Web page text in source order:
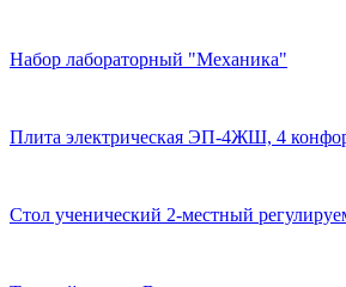
Набор лабораторный "Механика"
Плита электрическая ЭП-4ЖШ, 4
Стол ученический 2-местный